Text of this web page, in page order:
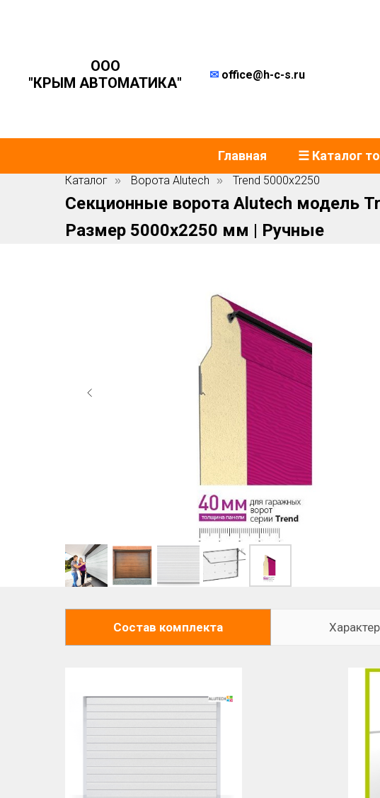
ООО
"КРЫМ АВТОМАТИКА"
✉ office@h-c-s.ru
Главная ☰ Каталог
Каталог » Ворота Alutech » Trend 5000x2250
Секционные ворота Alutech модель
Размер 5000х2250 мм | Ручные
Состав комплекта